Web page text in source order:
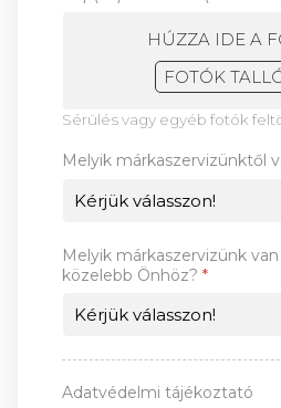
HÚZZA IDE A
FOTÓK
Sérülés vagy egyéb fotók
Melyik márkaszervizünktől
Melyik márkaszervizünk
közelebb Önhöz? *
Adatvédelmi tájékoztató